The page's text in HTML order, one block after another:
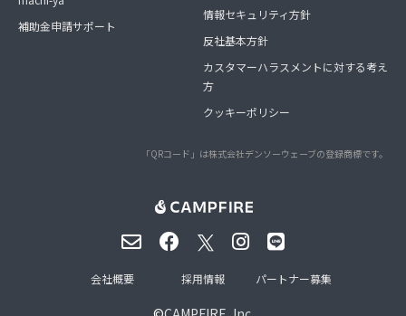
補助金申請サポート
情報セキュリティ方針
反社基本方針
カスタマーハラスメントに対する考え
方
クッキーポリシー
「QRコード」は株式会社デンソーウェーブの登録商標です。
会社概要 採用情報 パートナー募集